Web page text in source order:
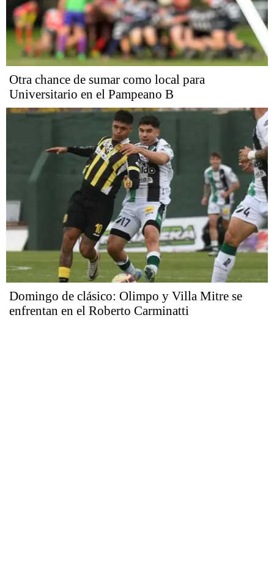
Otra chance de sumar como local para
Universitario en el Pampeano B
Domingo de clásico: Olimpo y Villa Mitre se
enfrentan en el Roberto Carminatti